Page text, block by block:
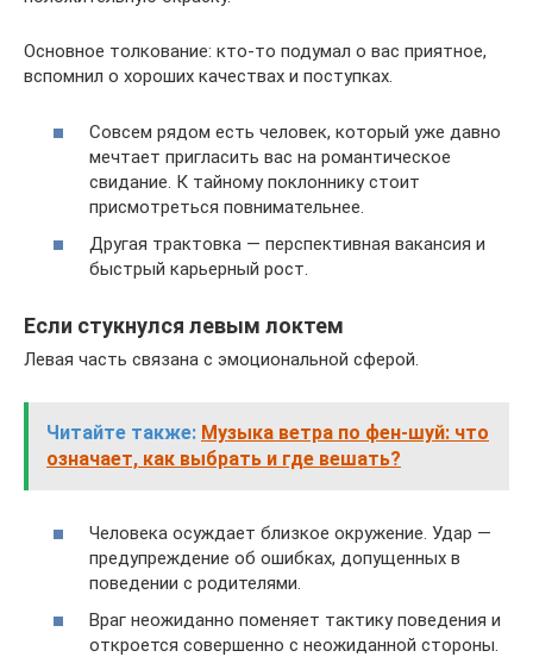
Основное толкование: кто-то подумал о вас приятное,
вспомнил о хороших качествах и поступках.
Совсем рядом есть человек, который уже давно
мечтает пригласить вас на романтическое
свидание. К тайному поклоннику стоит
присмотреться повнимательнее.
Другая трактовка — перспективная вакансия и
быстрый карьерный рост.
Если стукнулся левым локтем
Левая часть связана с эмоциональной сферой.
Читайте также: Музыка ветра по фен-шуй: что
означает, как выбрать и где вешать?
Человека осуждает близкое окружение. Удар —
предупреждение об ошибках, допущенных в
поведении с родителями.
Враг неожиданно поменяет тактику поведения и
откроется совершенно с неожиданной стороны.